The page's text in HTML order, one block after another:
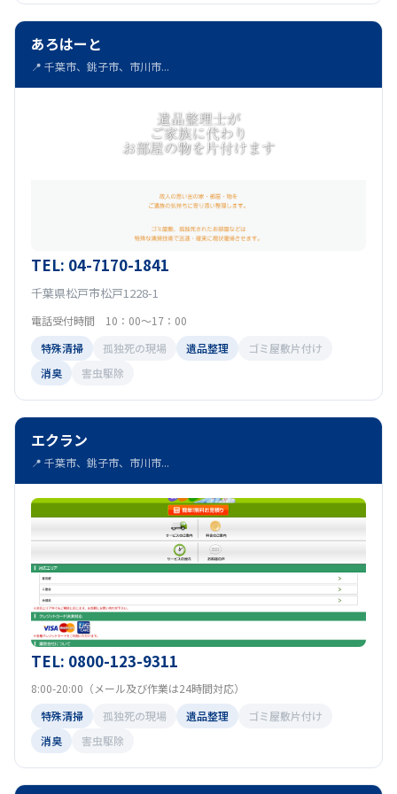
あろはーと
📍 千葉市、銚子市、市川市...
TEL: 04-7170-1841
千葉県松戸市松戸1228-1
電話受付時間 10：00～17：00
特殊清掃
孤独死の現場 遺品整理
ゴミ屋敷片付け
消臭
害虫駆除
エクラン
📍 千葉市、銚子市、市川市...
TEL: 0800-123-9311
8:00-20:00（メール及び作業は24時間対応）
特殊清掃
孤独死の現場 遺品整理
ゴミ屋敷片付け
消臭
害虫駆除